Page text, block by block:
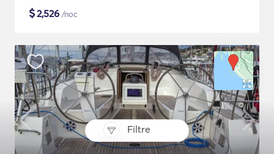
Filtre
$2,526 /noc